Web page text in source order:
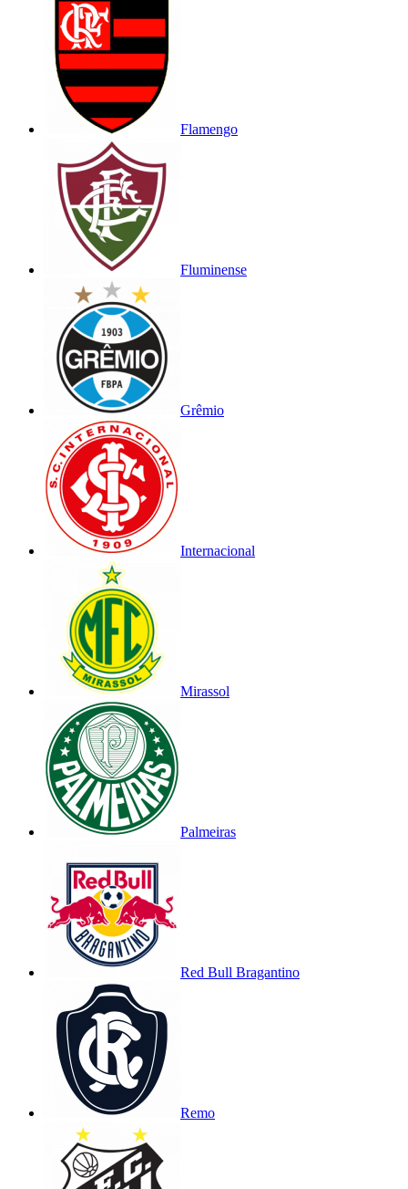
Flamengo
Fluminense
Grêmio
Internacional
Mirassol
Palmeiras
Red Bull Bragantino
Remo